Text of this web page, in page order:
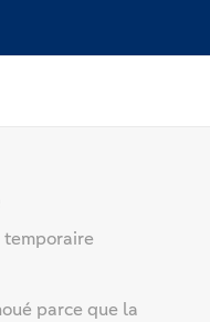
temporaire
parce que la